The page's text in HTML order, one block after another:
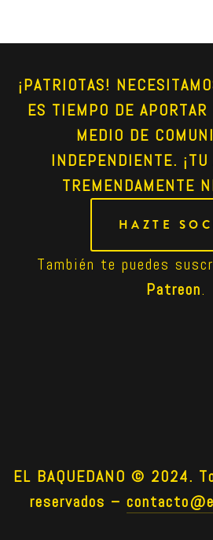
¡PATRIOTAS!
ES TIEMPO DE APORTAR
MEDIO DE
INDEPENDIENTE. ¡TU
TREMENDAMENTE
HAZTE
Patreon.
EL BAQUEDANO © 2024.
reservados –